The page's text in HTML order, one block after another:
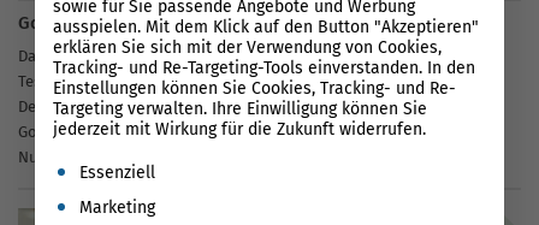
Google Discovery Ads
Das Werbeformat Discovery Ads von Google ist nach einer längeren
Testphase endlich weltweit freigegeben. Die Anzeigen werden in
Deutschland neben Google selbst auch in G-Mail, YouTube oder
Google Discover erscheinen.Die Werbungen werden je nach
Nutzerinteresse ausgespielt und haben durch...
sowie für Sie passende Angebote und Werbung
ausspielen. Mit dem Klick auf den Button "Akzeptieren"
erklären Sie sich mit der Verwendung von Cookies,
Tracking- und Re-Targeting-Tools einverstanden. In den
Einstellungen können Sie Cookies, Tracking- und Re-
Targeting verwalten. Ihre Einwilligung können Sie
jederzeit mit Wirkung für die Zukunft widerrufen.
Es folgt eine Liste der Service-Gruppen, für die eine
Essenziell
Marketing